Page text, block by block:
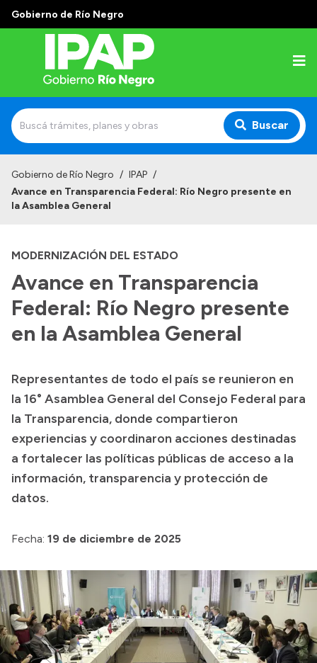
Gobierno de Río Negro
Buscar
Institucional
Autoridades
Alumnos
Docentes y Capacitadores
Delegaciones
Accesos directos
SIU GUARANÍ
SECUNDARIO
TECNICATURAS
CAPACITACIONES
Gobierno de Río Negro / IPAP /
Avance en Transparencia Federal: Río Negro presente en
la Asamblea General
MODERNIZACIÓN DEL ESTADO
Avance en Transparencia
Federal: Río Negro presente
en la Asamblea General
Representantes de todo el país se reunieron en
la 16° Asamblea General del Consejo Federal para
la Transparencia, donde compartieron
experiencias y coordinaron acciones destinadas
a fortalecer las políticas públicas de acceso a la
información, transparencia y protección de
datos.
Fecha: 19 de diciembre de 2025